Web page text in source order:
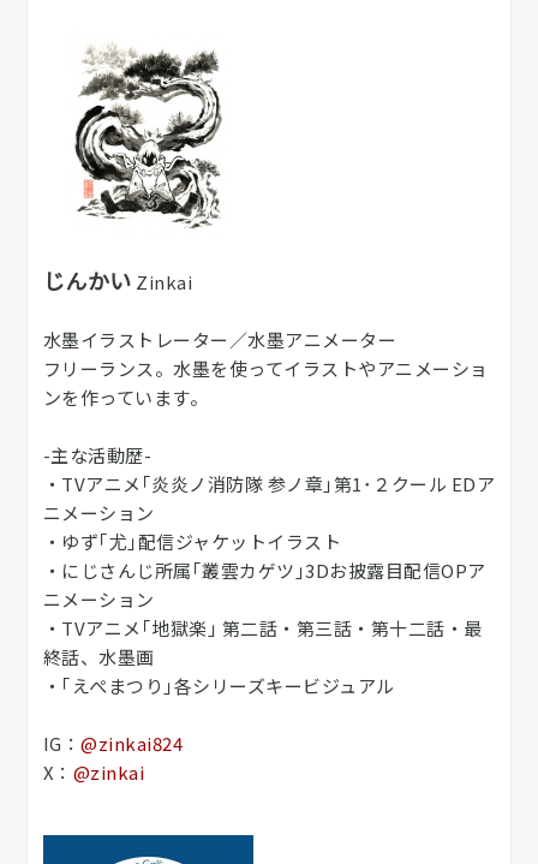
じんかい Zinkai
水墨イラストレーター／水墨アニメーター
フリーランス。水墨を使ってイラストやアニメーショ
ンを作っています。
-主な活動歴-
・TVアニメ｢炎炎ノ消防隊 参ノ章｣第1･２クール EDア
ニメーション
・ゆず｢尤｣配信ジャケットイラスト
・にじさんじ所属｢叢雲カゲツ｣3Dお披露目配信OPア
ニメーション
・TVアニメ｢地獄楽｣ 第二話・第三話・第十二話・最
終話、水墨画
・｢えぺまつり｣各シリーズキービジュアル
IG： @zinkai824
X： @zinkai